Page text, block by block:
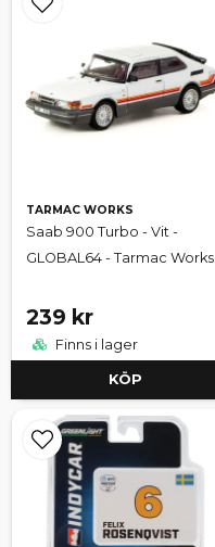
TARMAC WORKS
Saab 900 Turbo - Vit -
GLOBAL64 - Tarmac Works
239 kr
Finns i lager
KÖP